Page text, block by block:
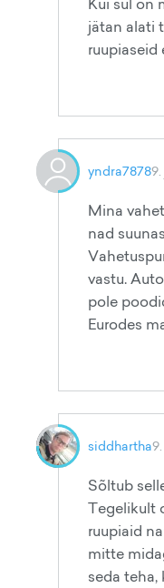
jätan alati
ruupiaseid
yndra78789.
Mina
nad
vastu.
pole
Eurodes
siddhartha
Sõltub
Tegelikult
ruupiaid
mitte
seda teha,